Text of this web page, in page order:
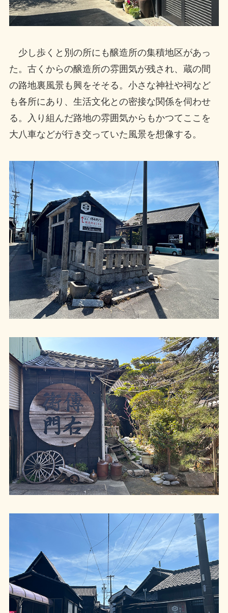
少し歩くと別の所にも醸造所の集積地区があっ
た。古くからの醸造所の雰囲気が残され、蔵の間
の路地裏風景も興をそそる。小さな神社や祠など
も各所にあり、生活文化との密接な関係を伺わせ
る。入り組んだ路地の雰囲気からもかつてここを
大八車などが行き交っていた風景を想像する。